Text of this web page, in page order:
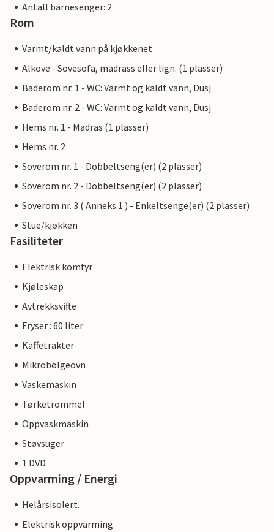
Antall barnesenger: 2
Rom
Varmt/kaldt vann på kjøkkenet
Alkove - Sovesofa, madrass eller lign. (1 plasser)
Baderom nr. 1 - WC: Varmt og kaldt vann, Dusj
Baderom nr. 2 - WC: Varmt og kaldt vann, Dusj
Hems nr. 1 - Madras (1 plasser)
Hems nr. 2
Soverom nr. 1 - Dobbeltseng(er) (2 plasser)
Soverom nr. 2 - Dobbeltseng(er) (2 plasser)
Soverom nr. 3 ( Anneks 1 ) - Enkeltsenge(er) (2 plasser)
Stue/kjøkken
Fasiliteter
Elektrisk komfyr
Kjøleskap
Avtrekksvifte
Fryser : 60 liter
Kaffetrakter
Mikrobølgeovn
Vaskemaskin
Tørketrommel
Oppvaskmaskin
Støvsuger
1 DVD
Oppvarming / Energi
Helårsisolert.
Elektrisk oppvarming